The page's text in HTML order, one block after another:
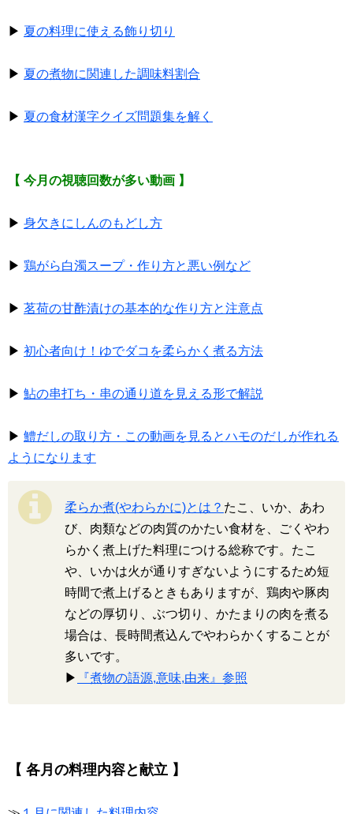
▶ 夏の料理に使える飾り切り
▶ 夏の煮物に関連した調味料割合
▶ 夏の食材漢字クイズ問題集を解く
【 今月の視聴回数が多い動画 】
▶ 身欠きにしんのもどし方
▶ 鶏がら白濁スープ・作り方と悪い例など
▶ 茗荷の甘酢漬けの基本的な作り方と注意点
▶ 初心者向け！ゆでダコを柔らかく煮る方法
▶ 鮎の串打ち・串の通り道を見える形で解説
▶ 鱧だしの取り方・この動画を見るとハモのだしが作れる
ようになります
柔らか煮(やわらかに)とは？ たこ、いか、あわ
び、肉類などの肉質のかたい食材を、ごくやわ
らかく煮上げた料理につける総称です。たこ
や、いかは火が通りすぎないようにするため短
時間で煮上げるときもありますが、鶏肉や豚肉
などの厚切り、ぶつ切り、かたまりの肉を煮る
場合は、長時間煮込んでやわらかくすることが
多いです。
▶
『煮物の語源,意味,由来』参照
【 各月の料理内容と献立 】